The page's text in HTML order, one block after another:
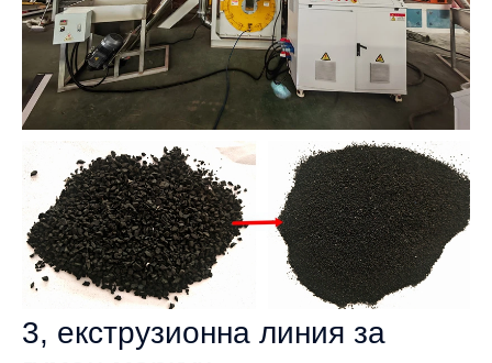
3, екструзионна линия за